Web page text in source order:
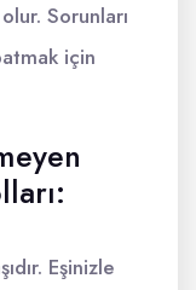
Sorunları
için
Eşinizle